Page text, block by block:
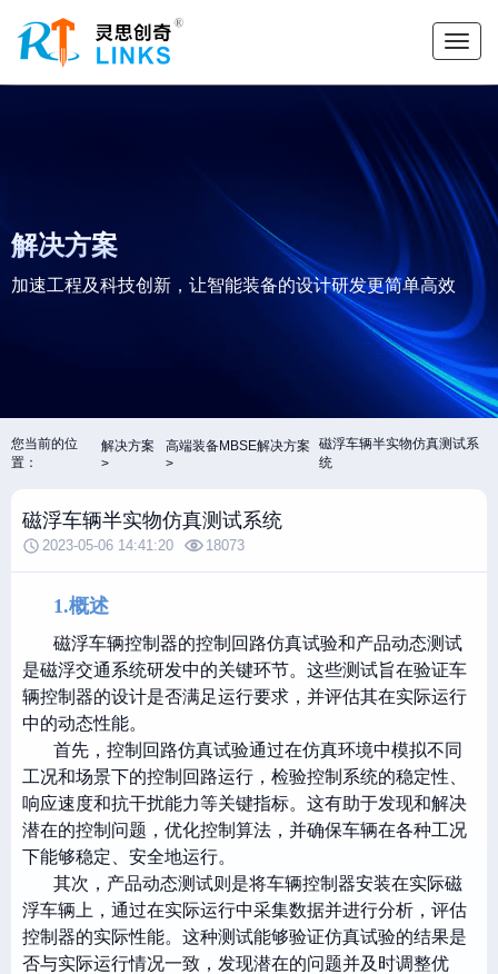
解决方案
加速工程及科技创新，让智能装备的设计研发更简单高效
您当前的位
置：
解决方案 高端装备MBSE解决方案
磁浮车辆半实物仿真测试系
统
磁浮车辆半实物仿真测试系统
2023-05-06 14:41:20 18073
1.概述
磁浮车辆控制器的控制回路仿真试验和产品动态测试
是磁浮交通系统研发中的关键环节。这些测试旨在验证车
辆控制器的设计是否满足运行要求，并评估其在实际运行
中的动态性能。
首先，控制回路仿真试验通过在仿真环境中模拟不同
工况和场景下的控制回路运行，检验控制系统的稳定性、
响应速度和抗干扰能力等关键指标。这有助于发现和解决
潜在的控制问题，优化控制算法，并确保车辆在各种工况
下能够稳定、安全地运行。
其次，产品动态测试则是将车辆控制器安装在实际磁
浮车辆上，通过在实际运行中采集数据并进行分析，评估
控制器的实际性能。这种测试能够验证仿真试验的结果是
否与实际运行情况一致，发现潜在的问题并及时调整优